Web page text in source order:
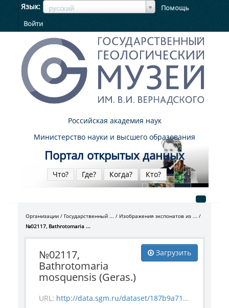
Язык русский
ЯзыкЯзык
Помощь
Войти
Российская академия наук
Министерство науки и высшего образования
Портал открытых данных
Что? Где? Когда? Кто?
Организации Государственный ...
Изображения экспонатов из ...
№02117, Bathrotomaria ...
Загрузить
№02117,
Bathrotomaria
mosquensis (Geras.)
URL: http://data.sgm.ru/dataset/187b9a71-4c85-43ec-99fe-080bdf792007/resource/6c7d84fb-2286-46e0-9cec-d2f37c28a52e/download/invertebrate_2117.jpg